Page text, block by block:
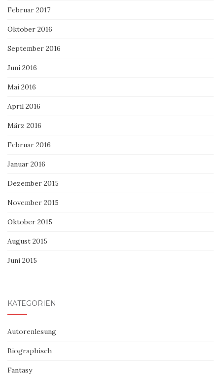
Februar 2017
Oktober 2016
September 2016
Juni 2016
Mai 2016
April 2016
März 2016
Februar 2016
Januar 2016
Dezember 2015
November 2015
Oktober 2015
August 2015
Juni 2015
KATEGORIEN
Autorenlesung
Biographisch
Fantasy